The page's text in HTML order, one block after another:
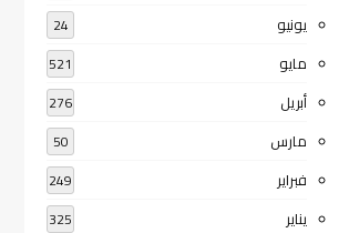
يونيو 24
مايو 521
أبريل 276
مارس 50
فبراير 249
يناير 325